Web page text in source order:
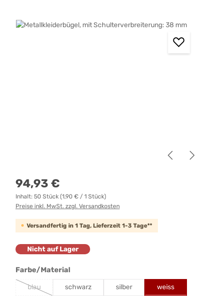
Bildergalerie überspringen
Regulärer Preis:
94,93 €
Inhalt: 50 Stück (1,90 € / 1 Stück)
Preise inkl. MwSt. zzgl. Versandkosten
Versandfertig in 1 Tag, Lieferzeit 1-3 Tage**
Nicht auf Lager
Farbe/Materialauswählen
blau schwarz silber weiss